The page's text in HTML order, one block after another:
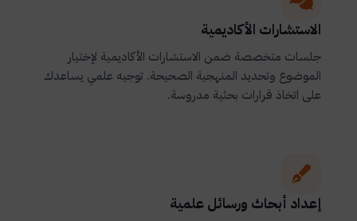
الاستشارات الأكاديمية
جلسات متخصصة ضمن الاستشارات الأكاديمية لإختيار
الموضوع وتحديد المنهجية الصحيحة. توجيه علمي يساعدك
على اتخاذ قرارات بحثية مدروسة.
إعداد أبحاث ورسائل علمية